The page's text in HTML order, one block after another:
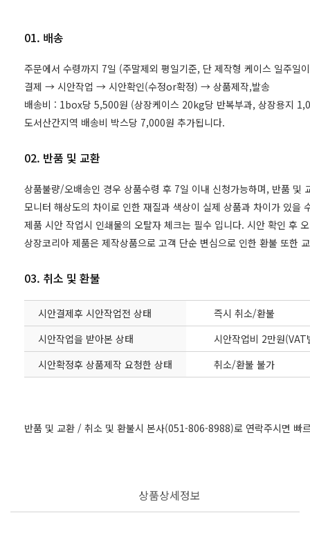
01. 배송
주문에서 수령까지 7일 (주말제외 평일기준, 단 제작형 케이스 일주일
결제 → 시안작업 → 시안확인(수정or확정) → 상품제작,발송
배송비 : 1box당 5,500원 (상장케이스 20kg당 반복부과, 상장용지
도서산간지역 배송비 박스당 7,000원 추가됩니다.
02. 반품 및 교환
상품불량/오배송인 경우 상품수령 후 7일 이내 신청가능하며, 반품 및
모니터 해상도의 차이로 인한 재질과 색상이 실제 상품과 차이가 있
제품 시안 작업시 인쇄물의 오탈자 체크는 필수 입니다. 시안 확인 후
상장코리아 제품은 제작상품으로 고객 단순 변심으로 인한 환불 또한
03. 취소 및 환불
시안결제후 시안작업전 상태
즉시 취소/환불
시안작업을 받아본 상태
시안작업비 2만원
시안확정후 상품제작 요청한 상태
취소/환불 불가
반품 및 교환 / 취소 및 환불시 본사(051-806-8988)로 연락주시면 빠
상품상세정보